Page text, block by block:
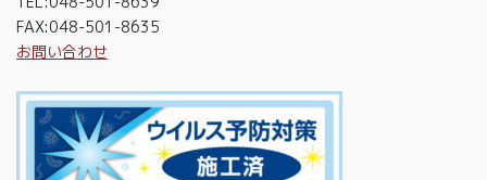
FAX:048-501-8635
お問い合わせ